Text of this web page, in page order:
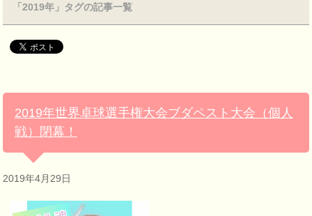
「2019年」タグの記事一覧
2019年世界卓球選手権大会ブダペスト大会（個人
戦）閉幕！
2019年4月29日